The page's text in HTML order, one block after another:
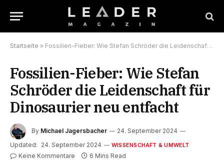
Startseite » Fossilien-Fieber: Wie Stefan Schröder die Leidenschaft für Dinosaurier neu entfacht
Fossilien-Fieber: Wie Stefan
Schröder die Leidenschaft für
Dinosaurier neu entfacht
By Michael Jagersbacher
24. September 2024
Updated: 24. September 2024 WISSENSCHAFT & UMWELT
Keine Kommentare 6 Mins Read